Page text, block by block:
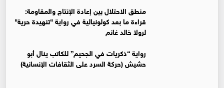
منطق الاحتلال بين إعادة الإنتاج والمقاومة:
قراءة ما بعد كولونيالية في رواية "تنهيدة حرية"
لرولا خالد غانم
رواية “ذكريات في الجحيم” للكاتب ينال أبو
حشيش (حركة السرد على الثقافات الإنسانية)